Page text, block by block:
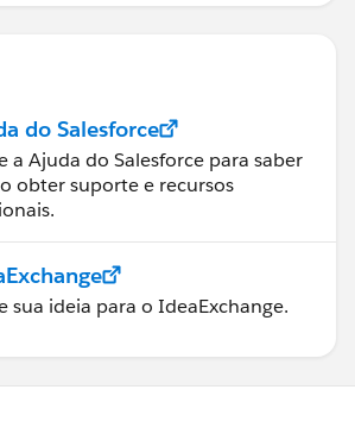
do Salesforce
a Ajuda do Salesforce para saber
obter suporte e recursos
sua ideia para o IdeaExchange.